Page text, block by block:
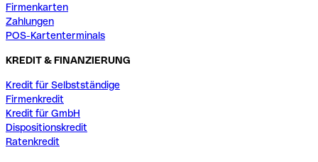
Firmenkarten
Zahlungen
POS-Kartenterminals
KREDIT & FINANZIERUNG
Kredit für Selbstständige
Firmenkredit
Kredit für GmbH
Dispositionskredit
Ratenkredit